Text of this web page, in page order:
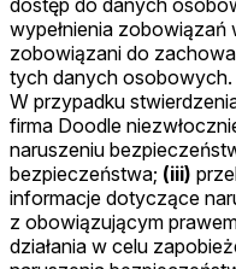
dostęp do danych
wypełnienia
zobowiązani do
tych danych osobowych.
W przypadku
firma Doodle
naruszeniu
bezpieczeństwa; (iii)
informacje dotyczące
z obowiązującym
działania w celu